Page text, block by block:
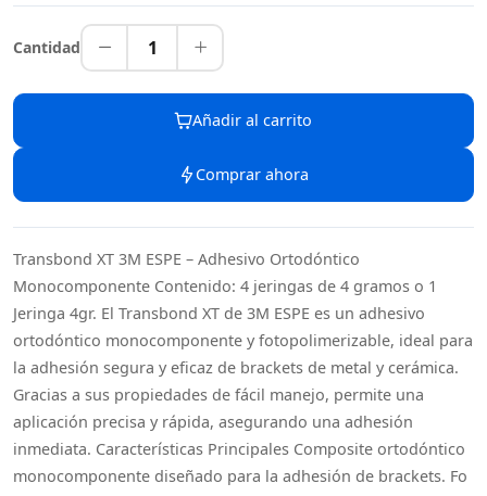
Cantidad 1
Añadir al carrito
Comprar ahora
Transbond XT 3M ESPE – Adhesivo Ortodóntico
Monocomponente Contenido: 4 jeringas de 4 gramos o 1
Jeringa 4gr. El Transbond XT de 3M ESPE es un adhesivo
ortodóntico monocomponente y fotopolimerizable, ideal para
la adhesión segura y eficaz de brackets de metal y cerámica.
Gracias a sus propiedades de fácil manejo, permite una
aplicación precisa y rápida, asegurando una adhesión
inmediata. Características Principales Composite ortodóntico
monocomponente diseñado para la adhesión de brackets. Fo